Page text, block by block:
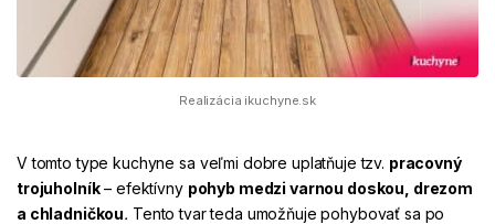
Realizácia ikuchyne.sk
V tomto type kuchyne sa veľmi dobre uplatňuje tzv. pracovný
trojuholník– efektívny pohyb medzi varnou doskou, drezom
a chladničkou. Tento tvar teda umožňuje pohybovať sa po